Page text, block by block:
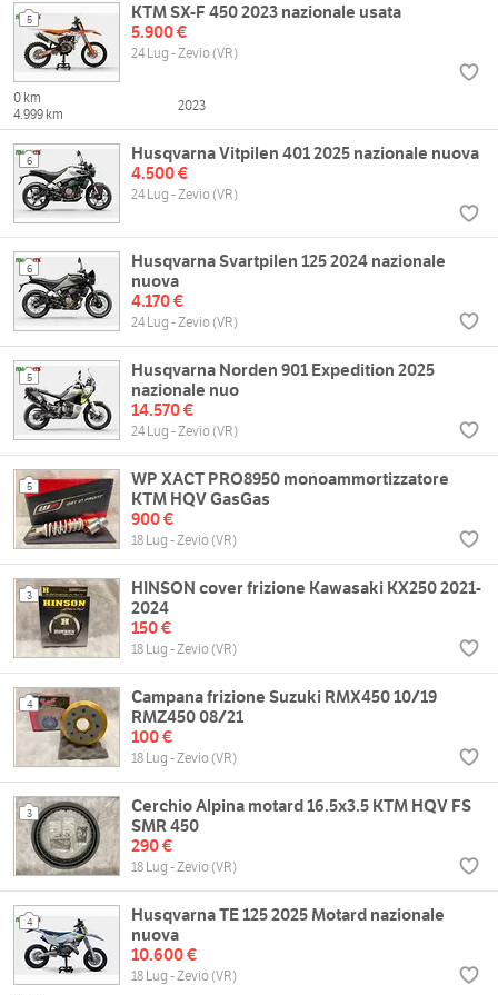
5
KTM SX-F 450 2023 nazionale usata
5.900 €
24 Lug - Zevio (VR)
0 km
4.999 km
2023
6
Husqvarna Vitpilen 401 2025 nazionale nuova
4.500 €
24 Lug - Zevio (VR)
6
Husqvarna Svartpilen 125 2024 nazionale
nuova
4.170 €
24 Lug - Zevio (VR)
5
Husqvarna Norden 901 Expedition 2025
nazionale nuo
14.570 €
24 Lug - Zevio (VR)
5
WP XACT PRO8950 monoammortizzatore
KTM HQV GasGas
900 €
18 Lug - Zevio (VR)
3
HINSON cover frizione Kawasaki KX250 2021-
2024
150 €
18 Lug - Zevio (VR)
4
Campana frizione Suzuki RMX450 10/19
RMZ450 08/21
100 €
18 Lug - Zevio (VR)
3
Cerchio Alpina motard 16.5x3.5 KTM HQV FS
SMR 450
290 €
18 Lug - Zevio (VR)
4
Husqvarna TE 125 2025 Motard nazionale
nuova
10.600 €
18 Lug - Zevio (VR)